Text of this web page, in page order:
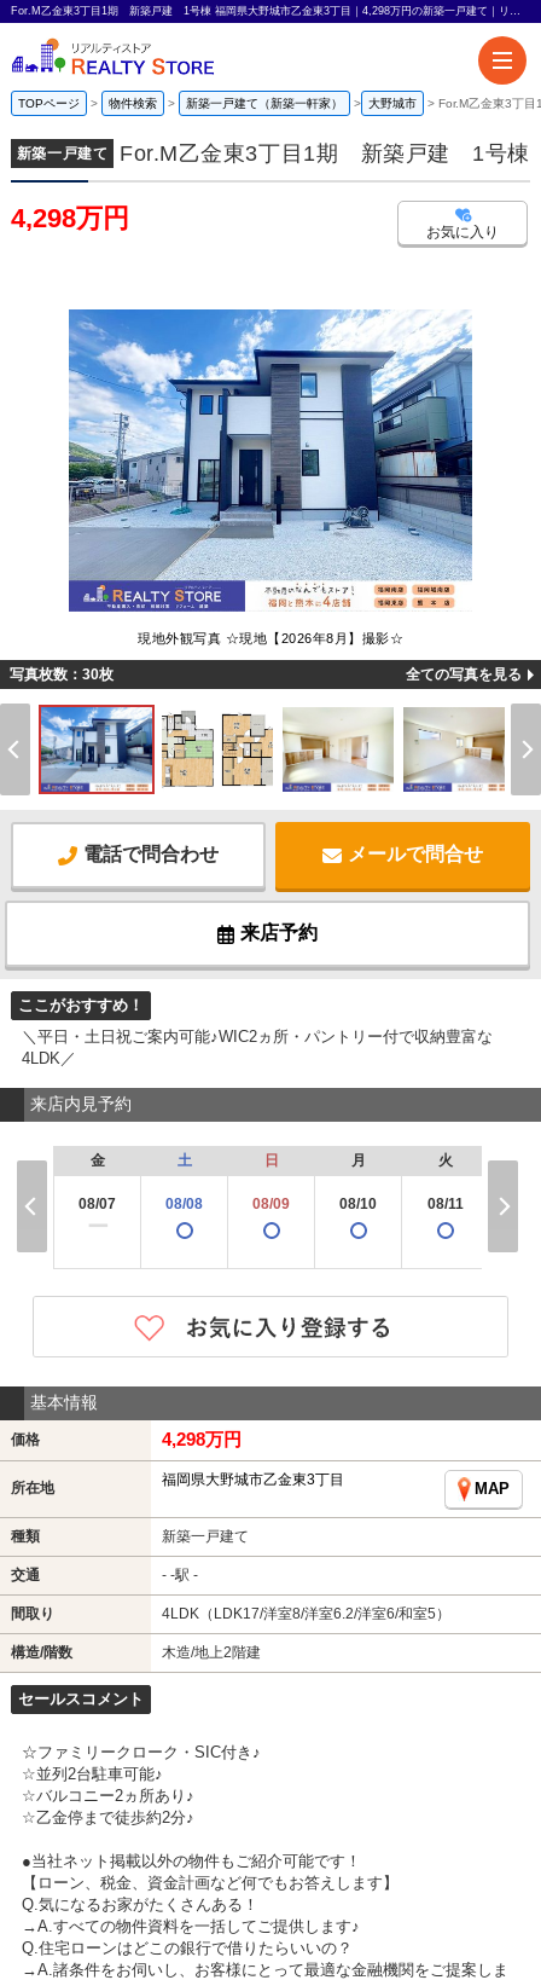
For.M乙金東3丁目1期 新築戸建 1号棟 福岡県大野城市乙金東3丁目｜4,298万円の新築一戸建て｜リアルティストア
TOPページ 物件検索 新築一戸建て（新築一軒家） 大野城市 For.M乙金東3丁
新築一戸建て For.M乙金東3丁目1期 新築戸建 1号棟
4,298万円 お気に入り
現地外観写真 ☆現地【2026年8月】撮影☆
写真枚数：30枚 全ての写真を見る
電話で問合わせ メールで問合せ
来店予約
ここがおすすめ！
＼平日・土日祝ご案内可能♪WIC2ヵ所・パントリー付で収納豊富な
4LDK／
来店内見予約
金
08/07
ー
土
08/08
日
08/09
月
08/10
火
08/11
基本情報
価格 4,298万円
所在地 福岡県大野城市乙金東3丁目
MAP
種類 新築一戸建て
交通 - -駅 -
間取り 4LDK（LDK17/洋室8/洋室6.2/洋室6/和室5）
構造/階数 木造/地上2階建
セールスコメント
☆ファミリークローク・SIC付き♪
☆並列2台駐車可能♪
☆バルコニー2ヵ所あり♪
☆乙金停まで徒歩約2分♪
●当社ネット掲載以外の物件もご紹介可能です！
【ローン、税金、資金計画など何でもお答えします】
Q.気になるお家がたくさんある！
→A.すべての物件資料を一括してご提供します♪
Q.住宅ローンはどこの銀行で借りたらいいの？
→A.諸条件をお伺いし、お客様にとって最適な金融機関をご提案しま